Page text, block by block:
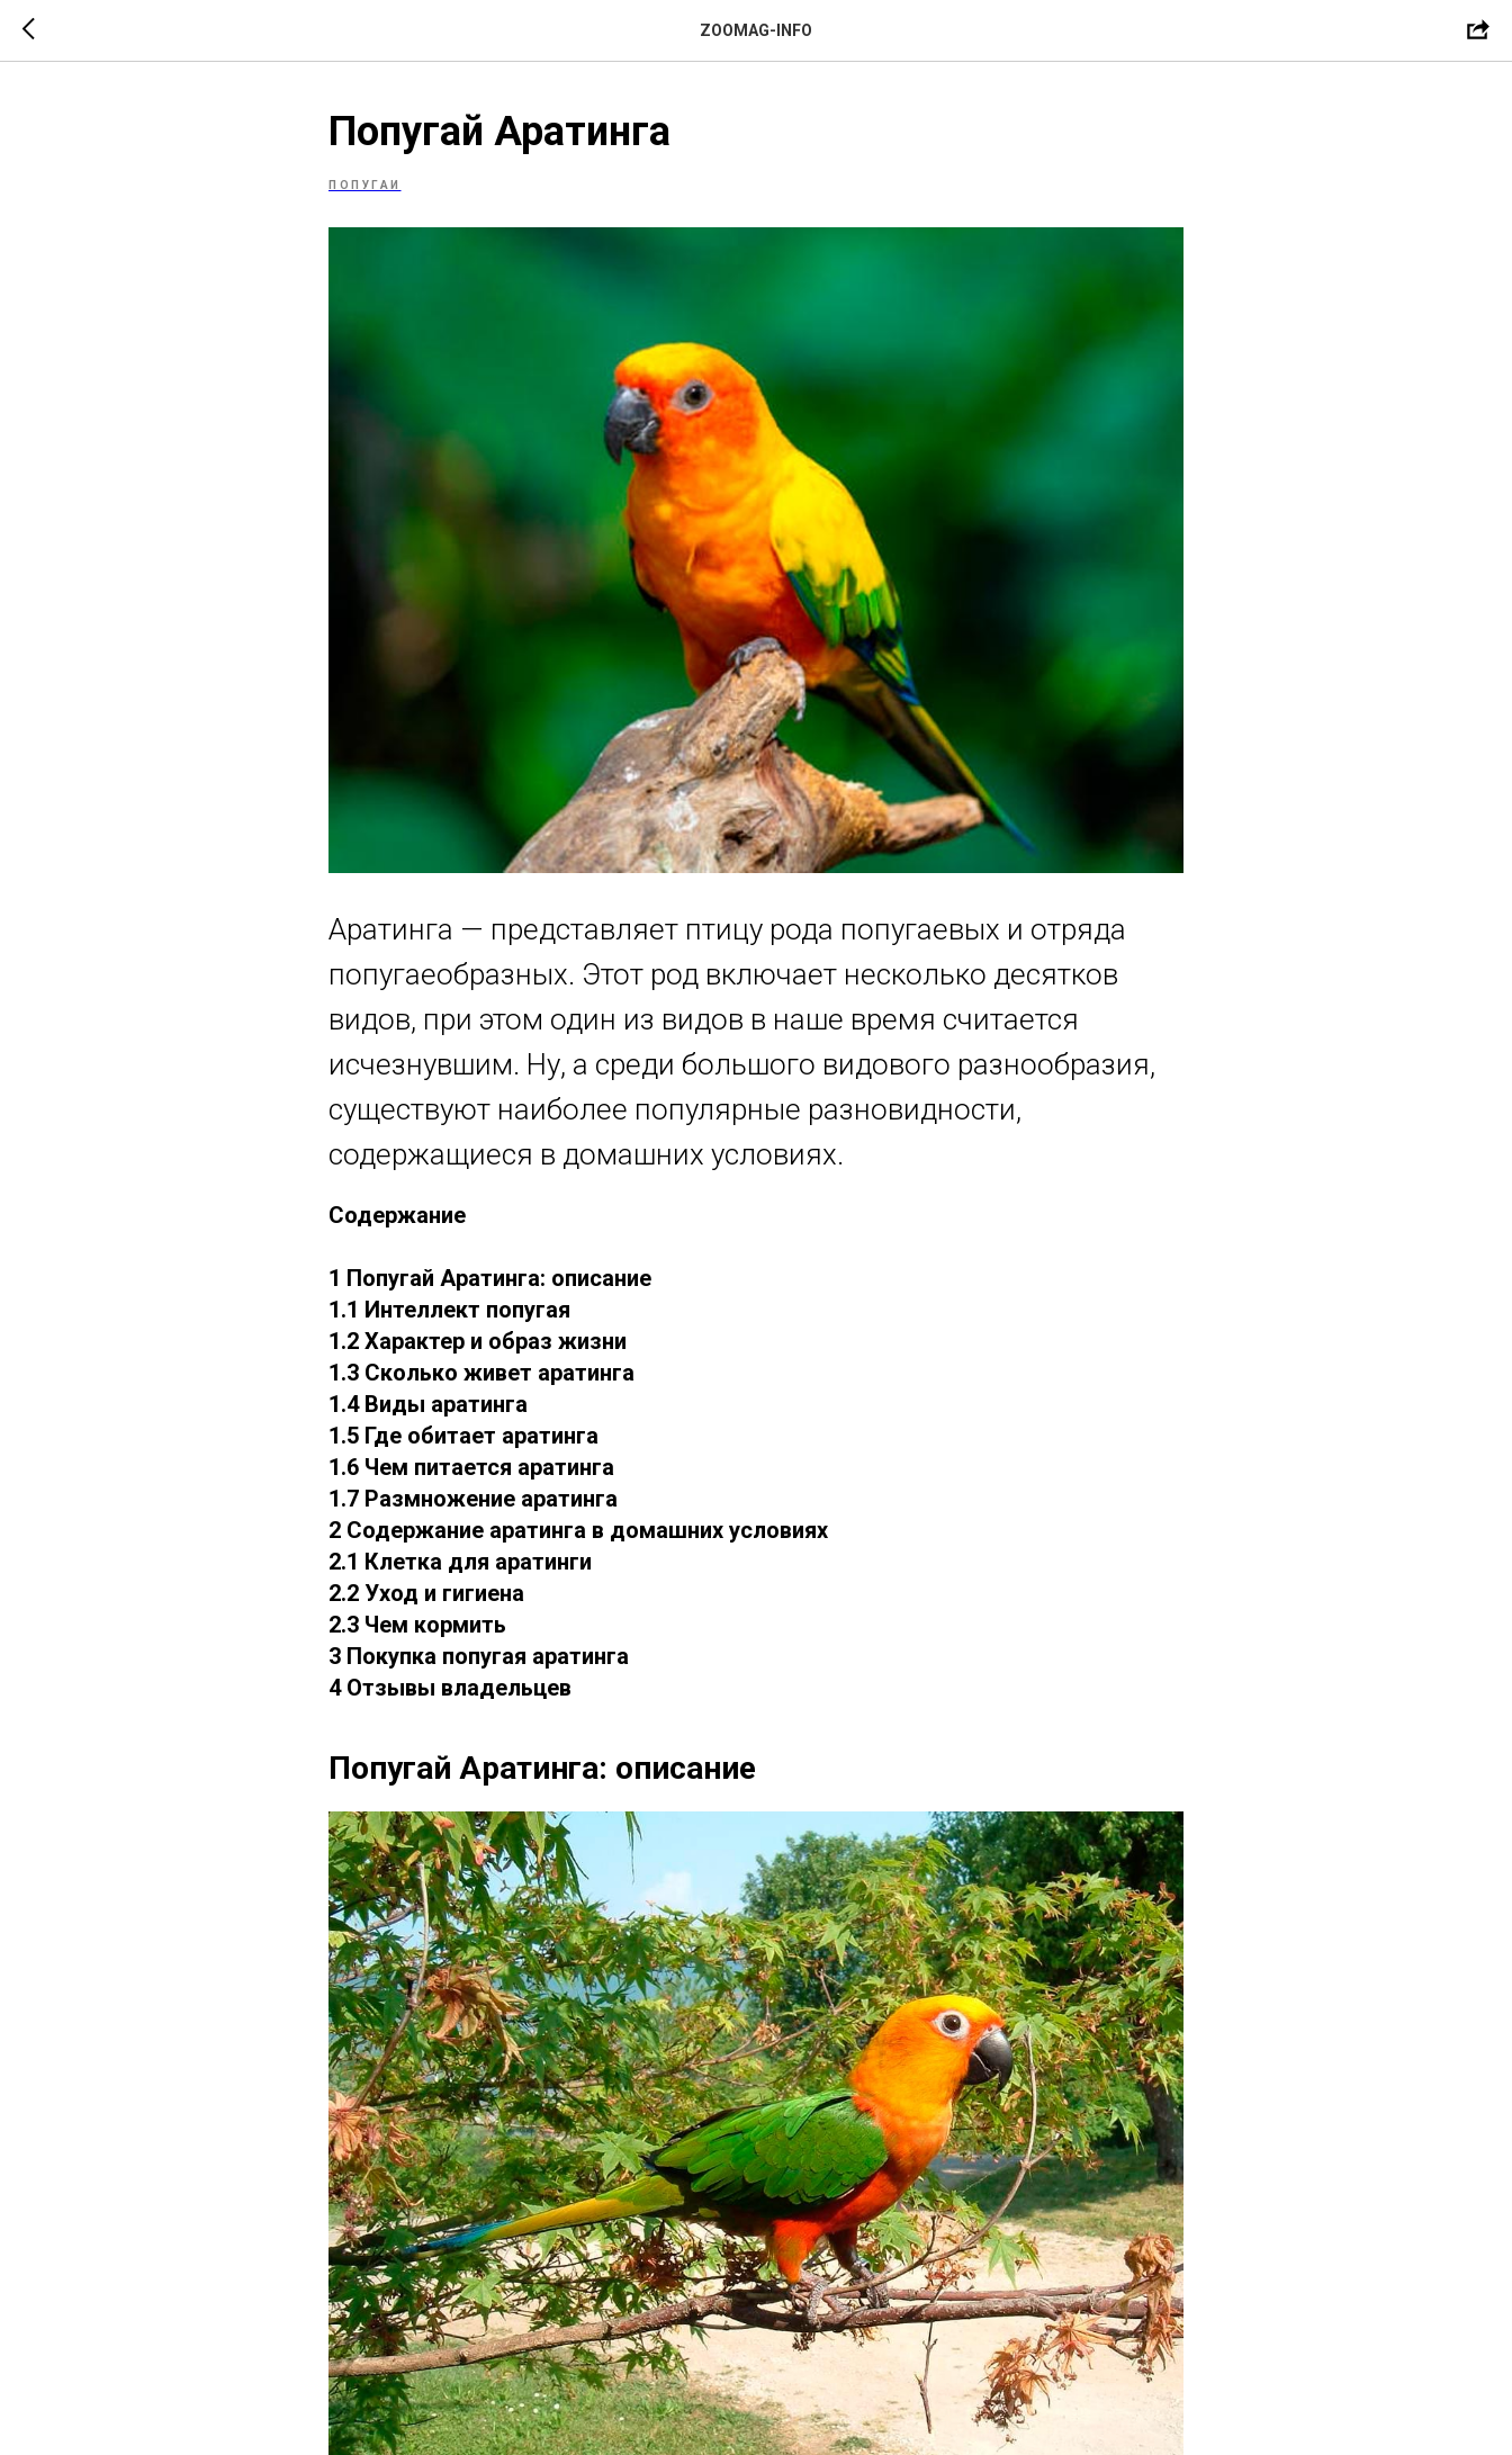
ZOOMAG-INFO
Попугай Аратинга
ПОПУГАИ
Аратинга — представляет птицу рода попугаевых и отряда
попугаеобразных. Этот род включает несколько десятков
видов, при этом один из видов в наше время считается
исчезнувшим. Ну, а среди большого видового разнообразия,
существуют наиболее популярные разновидности,
содержащиеся в домашних условиях.
Содержание
1 Попугай Аратинга: описание
1.1 Интеллект попугая
1.2 Характер и образ жизни
1.3 Сколько живет аратинга
1.4 Виды аратинга
1.5 Где обитает аратинга
1.6 Чем питается аратинга
1.7 Размножение аратинга
2 Содержание аратинга в домашних условиях
2.1 Клетка для аратинги
2.2 Уход и гигиена
2.3 Чем кормить
3 Покупка попугая аратинга
4 Отзывы владельцев
Попугай Аратинга: описание